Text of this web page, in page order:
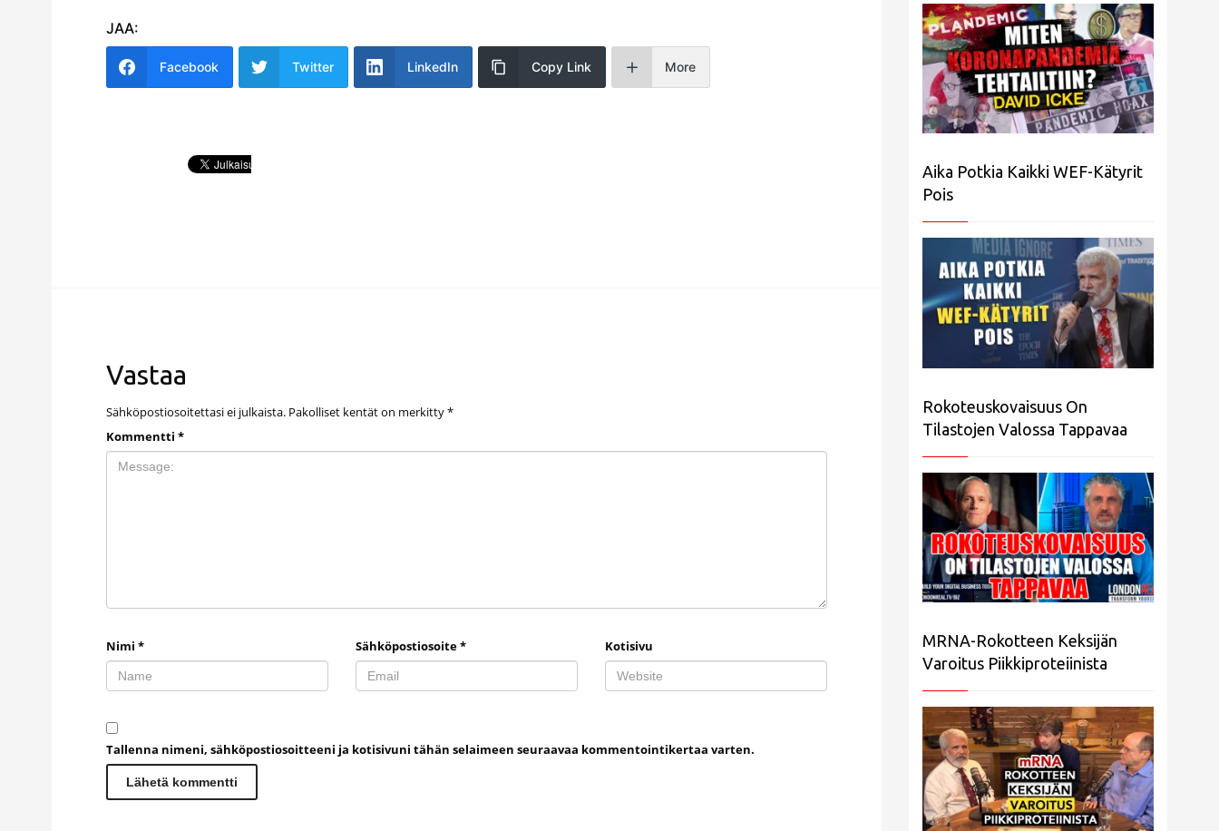
JAA:
Facebook Twitter LinkedIn Copy Link More
Vastaa
Sähköpostiosoitettasi ei julkaista. Pakolliset kentät on merkitty*
Kommentti *
Nimi * Sähköpostiosoite* Kotisivu
Tallenna nimeni, sähköpostiosoitteeni ja kotisivuni tähän selaimeen seuraavaa kommentointikertaa varten.
Aika Potkia Kaikki WEF-Kätyrit
Pois
Rokoteuskovaisuus On
Tilastojen Valossa Tappavaa
MRNA-Rokotteen Keksijän
Varoitus Piikkiproteiinista